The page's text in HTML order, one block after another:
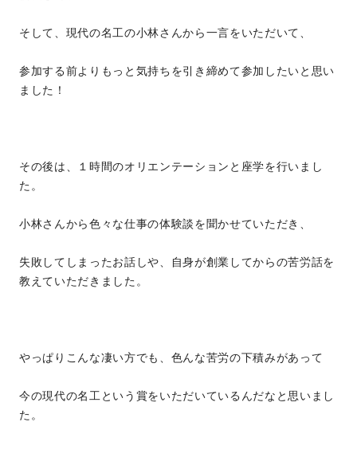
そして、現代の名工の小林さんから一言をいただいて、
参加する前よりもっと気持ちを引き締めて参加したいと思い
ました！
その後は、１時間のオリエンテーションと座学を行いまし
た。
小林さんから色々な仕事の体験談を聞かせていただき、
失敗してしまったお話しや、自身が創業してからの苦労話を
教えていただきました。
やっぱりこんな凄い方でも、色んな苦労の下積みがあって
今の現代の名工という賞をいただいているんだなと思いまし
た。